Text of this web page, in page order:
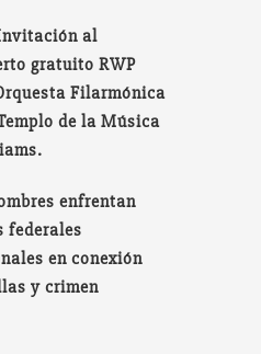
al
gratuito RWP
Filarmónica
de la Música
enfrentan
federales
en conexión
y crimen